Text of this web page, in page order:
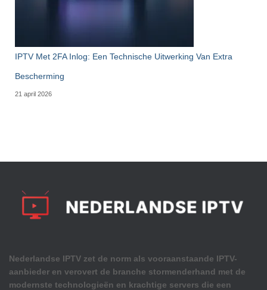
IPTV Met 2FA Inlog: Een Technische Uitwerking Van Extra
Bescherming
21 april 2026
Nederlandse IPTV zet de norm als vooraanstaande IPTV-
aanbieder en verovert de branche stormenderhand met de
modernste technologieën en krachtige servers die een